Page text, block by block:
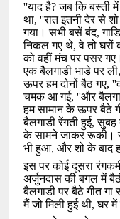
''याद है? जब कि बस्ती
था, ''रात इतनी देर से
गया। सभी बसें बंद,
निकल गए थे, वे तो घरों
को वहीं मंच पर पसर
एक बैलगाडी भाडे पर ली,
ऊपर हम दोनों बैठ गए, ''
चमक आ गई, ''और
हम सामान के ऊपर बैठे
बैलगाडी रेंगती हुई, सुबह
के सामने जाकर रूकी।
भी हुआ, और शो के बाद
इस पर कोई दूसरा
अर्जुनदास की बगल में
बैलगाडी पर बैठे गीत
मैं जो मिली हुई थी, घर में